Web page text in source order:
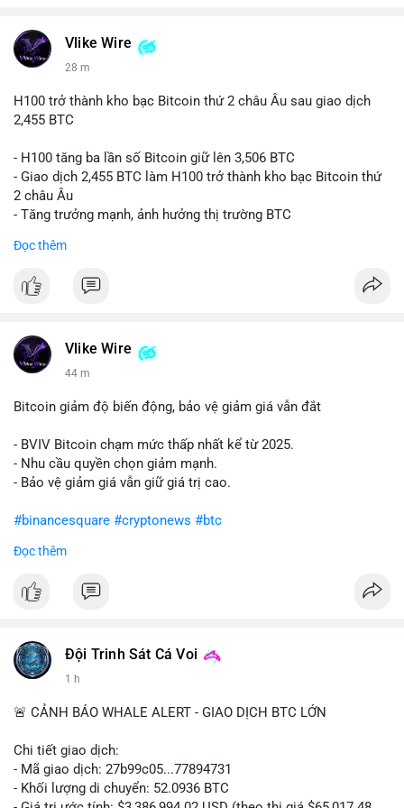
📰 Nguồn: CoinDesk
Vlike Wire
28 m
H100 trở thành kho bạc Bitcoin thứ 2 châu Âu sau giao dịch
2,455 BTC
- H100 tăng ba lần số Bitcoin giữ lên 3,506 BTC
- Giao dịch 2,455 BTC làm H100 trở thành kho bạc Bitcoin thứ
2 châu Âu
- Tăng trưởng mạnh, ảnh hưởng thị trường BTC
#binancesquare
$btc
📰 Nguồn: Cointelegraph
Đọc thêm
Vlike Wire
44 m
Bitcoin giảm độ biến động, bảo vệ giảm giá vẫn đắt
- BVIV Bitcoin chạm mức thấp nhất kể từ 2025.
- Nhu cầu quyền chọn giảm mạnh.
- Bảo vệ giảm giá vẫn giữ giá trị cao.
#binancesquare #cryptonews #btc
$btc
#vlikevn #titanbot
Đọc thêm
Đội Trinh Sát Cá Voi
1 h
🚨 CẢNH BÁO WHALE ALERT - GIAO DỊCH BTC LỚN
Chi tiết giao dịch:
- Mã giao dịch: 27b99c05...77894731
- Khối lượng di chuyển: 52.0936 BTC